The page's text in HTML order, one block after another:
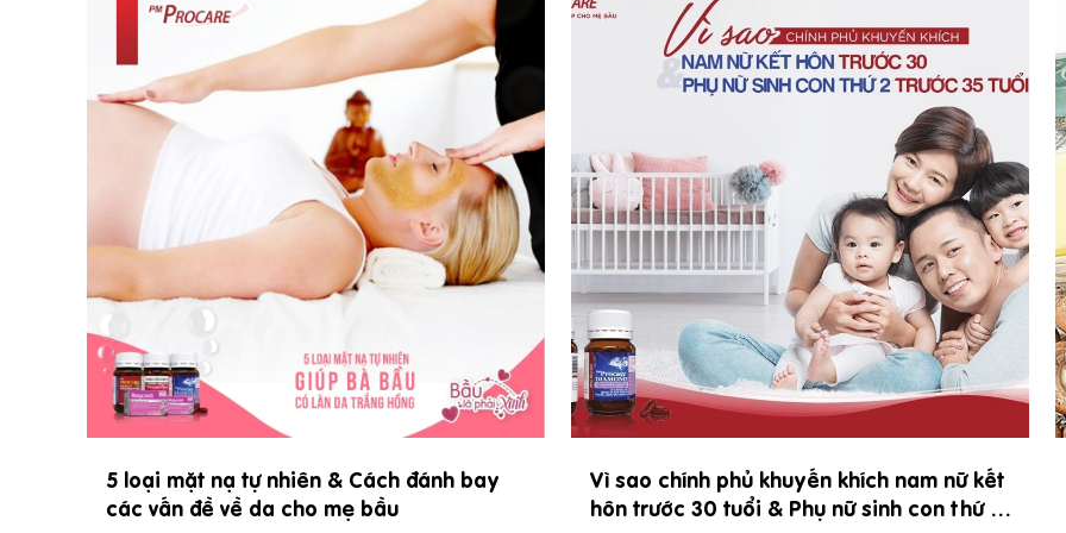
Vì sao chính phủ khuyến khích nam nữ kết
hôn trước 30 tuổi & Phụ nữ sinh con thứ 2
10 dưỡng chất “giải hạn” cho Hội chứng
buồng trứng đa nang (PCOS)